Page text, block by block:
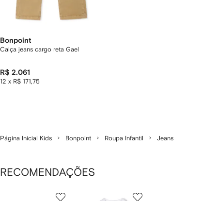
Bonpoint
Calça jeans cargo reta Gael
R$ 2.061
12 x R$ 171,75
Página Inicial Kids Bonpoint Roupa Infantil Jeans
RECOMENDAÇÕES